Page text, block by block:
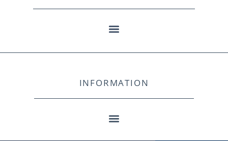
INFORMATION